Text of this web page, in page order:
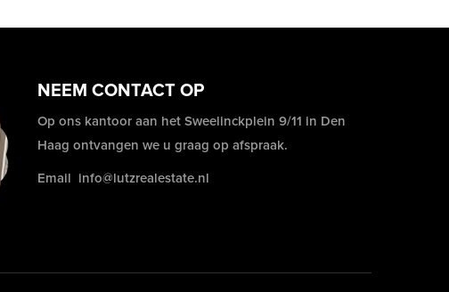
NEEM CONTACT OP
Op ons kantoor aan het Sweelinckplein 9/11 in Den
Haag ontvangen we u graag op afspraak.
Email info@lutzrealestate.nl